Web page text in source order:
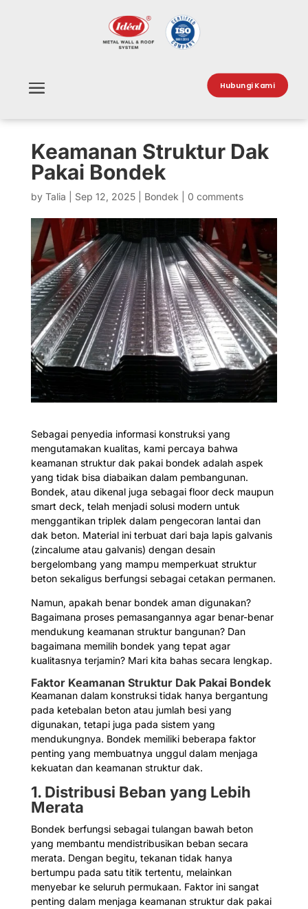
Hubungi Kami
Keamanan Struktur Dak
Pakai Bondek
by Talia Sep 12, 2025| Bondek 0 comments
Sebagai penyedia informasi konstruksi yang
mengutamakan kualitas, kami percaya bahwa
keamanan struktur dak pakai bondek adalah aspek
yang tidak bisa diabaikan dalam pembangunan.
Bondek, atau dikenal juga sebagai floor deck maupun
smart deck, telah menjadi solusi modern untuk
menggantikan triplek dalam pengecoran lantai dan
dak beton. Material ini terbuat dari baja lapis galvanis
(zincalume atau galvanis) dengan desain
bergelombang yang mampu memperkuat struktur
beton sekaligus berfungsi sebagai cetakan permanen.
Namun, apakah benar bondek aman digunakan?
Bagaimana proses pemasangannya agar benar-benar
mendukung keamanan struktur bangunan? Dan
bagaimana memilih bondek yang tepat agar
kualitasnya terjamin? Mari kita bahas secara lengkap.
Faktor Keamanan Struktur Dak Pakai Bondek
Keamanan dalam konstruksi tidak hanya bergantung
pada ketebalan beton atau jumlah besi yang
digunakan, tetapi juga pada sistem yang
mendukungnya. Bondek memiliki beberapa faktor
penting yang membuatnya unggul dalam menjaga
kekuatan dan keamanan struktur dak.
1. Distribusi Beban yang Lebih
Merata
Bondek berfungsi sebagai tulangan bawah beton
yang membantu mendistribusikan beban secara
merata. Dengan begitu, tekanan tidak hanya
bertumpu pada satu titik tertentu, melainkan
menyebar ke seluruh permukaan. Faktor ini sangat
penting dalam menjaga keamanan struktur dak pakai